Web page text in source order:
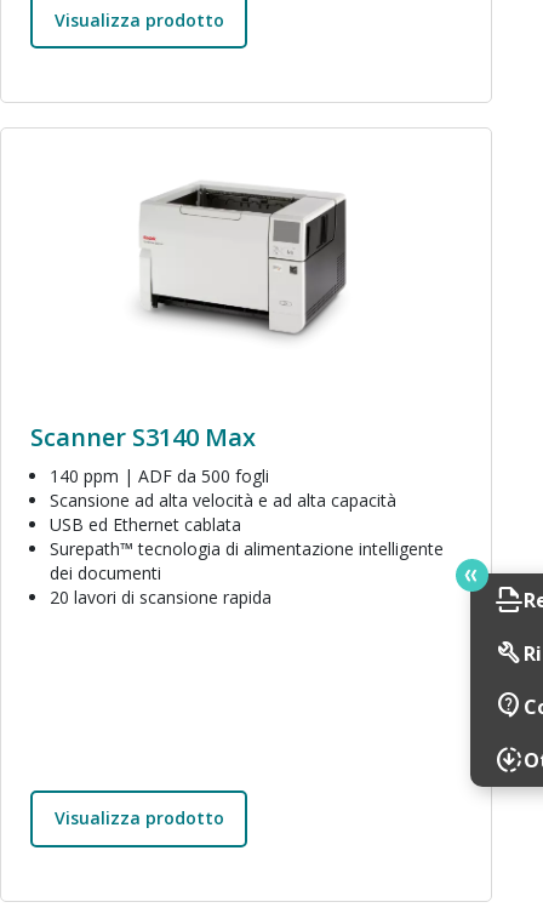
Visualizza prodotto
Scanner S3140 Max
140 ppm | ADF da 500 fogli
Scansione ad alta velocità e ad alta capacità
USB ed Ethernet cablata
Surepath™ tecnologia di alimentazione intelligente
dei documenti
20 lavori di scansione rapida
Visualizza prodotto
scan
build
contact_support
downloading